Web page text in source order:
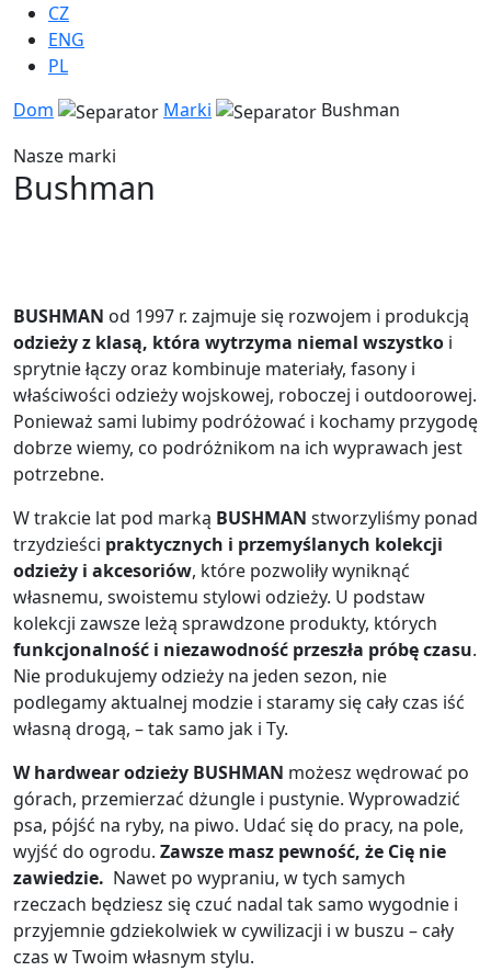
CZ
ENG
PL
Dom
Marki
Bushman
Nasze marki
Bushman
BUSHMAN od 1997 r. zajmuje się rozwojem i produkcją
odzieży z klasą, która wytrzyma niemal wszystko i
sprytnie łączy oraz kombinuje materiały, fasony i
właściwości odzieży wojskowej, roboczej i outdoorowej.
Ponieważ sami lubimy podróżować i kochamy przygodę
dobrze wiemy, co podróżnikom na ich wyprawach jest
potrzebne.
W trakcie lat pod marką BUSHMAN stworzyliśmy ponad
trzydzieści praktycznych i przemyślanych kolekcji
odzieży i akcesoriów, które pozwoliły wyniknąć
własnemu, swoistemu stylowi odzieży. U podstaw
kolekcji zawsze leżą sprawdzone produkty, których
funkcjonalność i niezawodność przeszła próbę czasu.
Nie produkujemy odzieży na jeden sezon, nie
podlegamy aktualnej modzie i staramy się cały czas iść
własną drogą, – tak samo jak i Ty.
W hardwear odzieży BUSHMAN możesz wędrować po
górach, przemierzać dżungle i pustynie. Wyprowadzić
psa, pójść na ryby, na piwo. Udać się do pracy, na pole,
wyjść do ogrodu. Zawsze masz pewność, że Cię nie
zawiedzie. Nawet po wypraniu, w tych samych
rzeczach będziesz się czuć nadal tak samo wygodnie i
przyjemnie gdziekolwiek w cywilizacji i w buszu – cały
czas w Twoim własnym stylu.